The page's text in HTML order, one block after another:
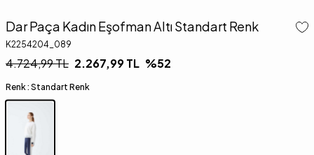
Dar Paça Kadın Eşofman Altı Standart Renk
K2254204_089
4.724,99TL 2.267,99TL %52
Renk : Standart Renk